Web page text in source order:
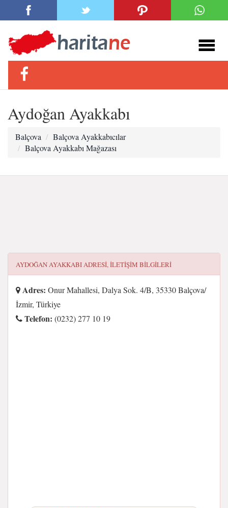
Aydoğan Ayakkabı
Balçova
Balçova Ayakkabıcılar
Balçova Ayakkabı Mağazası
AYDOĞAN AYAKKABIADRESI, ILETIŞIM BILGILERI
Adres: Onur Mahallesi, Dalya Sok. 4/B, 35330 Balçova/
İzmir, Türkiye
Telefon: (0232) 277 10 19